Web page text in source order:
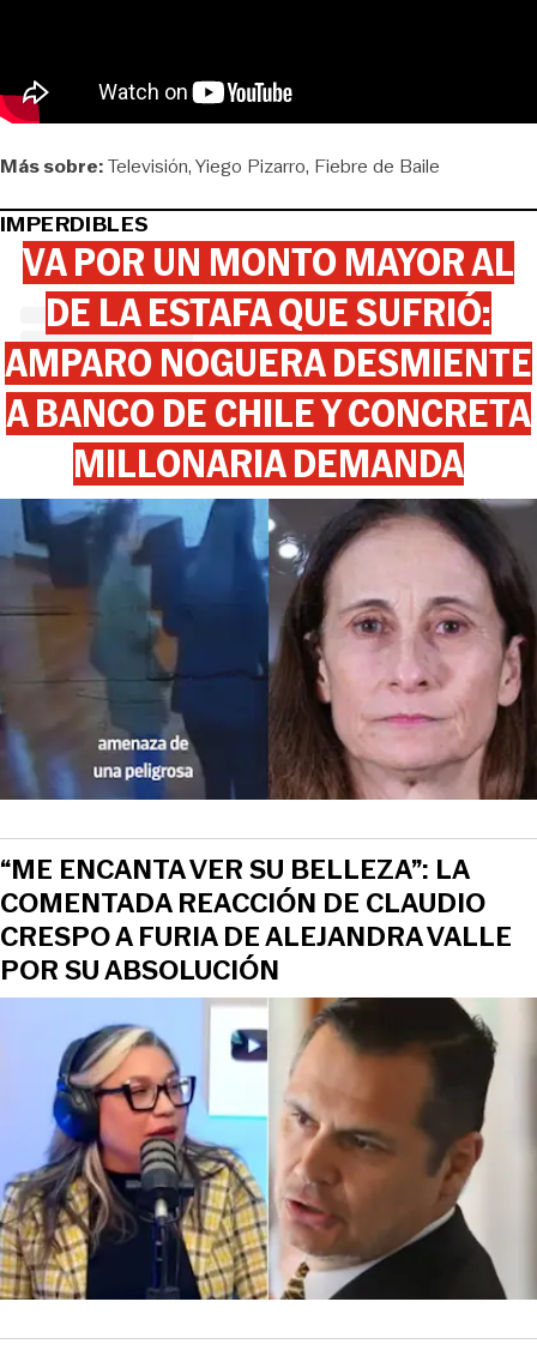
Más sobre:Televisión Yiego Pizarro Fiebre de Baile
IMPERDIBLES
VA POR UN MONTO MAYOR AL
DE LA ESTAFA QUE SUFRIÓ:
AMPARO NOGUERA DESMIENTE
A BANCO DE CHILE Y CONCRETA
MILLONARIA DEMANDA
“ME ENCANTA VER SU BELLEZA”: LA
COMENTADA REACCIÓN DE CLAUDIO
CRESPO A FURIA DE ALEJANDRA VALLE
POR SU ABSOLUCIÓN